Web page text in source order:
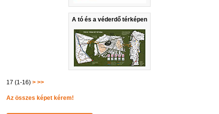
A tó és a véderdő térképen
17 (1-16)> >>
Az összes képet kérem!